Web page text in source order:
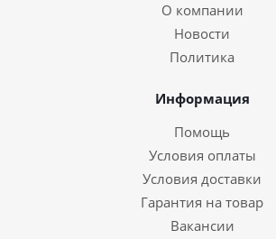
О компании
Новости
Политика
Информация
Помощь
Условия оплаты
Условия доставки
Гарантия на товар
Вакансии